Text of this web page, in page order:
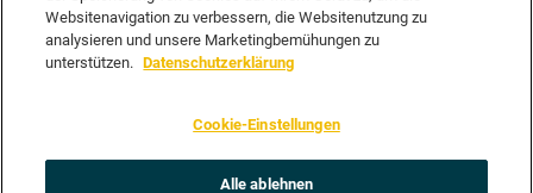
AGB
Datenschutz
DEIN VORSCHLAG FÜR NRWHITS
vorschlagen? Klasse, dann nutze doch einfach
Unsere Redaktion wird Deinen Vorschlag dann so schnell wie
Websitenavigation zu verbessern, die Websitenutzung zu
analysieren und unsere Marketingbemühungen zu
unterstützen. Datenschutzerklärung
Cookie-Einstellungen
Alle ablehnen